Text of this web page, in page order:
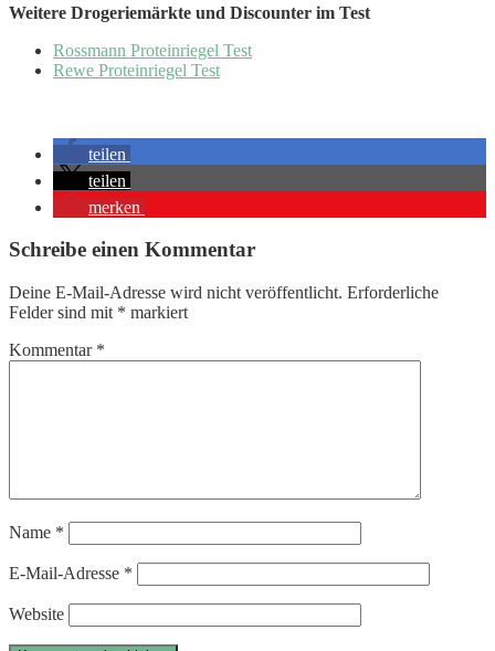
Weitere Drogeriemärkte und Discounter im Test
Rossmann Proteinriegel Test
Rewe Proteinriegel Test
teilen
teilen
merken
Schreibe einen Kommentar
Deine E-Mail-Adresse wird nicht veröffentlicht. Erforderliche
Felder sind mit * markiert
Kommentar *
Name *
E-Mail-Adresse *
Website